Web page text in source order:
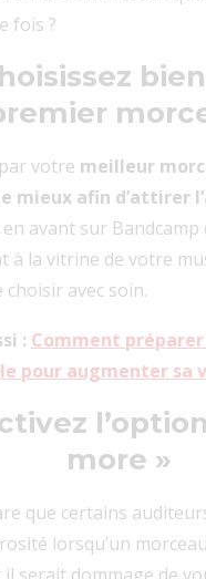
fois ?
votre meilleur
mieux afin d’attirer
avant sur
à la vitrine de votre
choisir avec soin.
: Comment préparer
pour augmenter sa
more »
que certains
lorsqu’un